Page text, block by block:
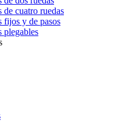
cuatro ruedas
fijos y de pasos
plegables